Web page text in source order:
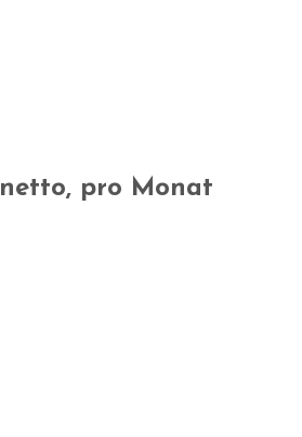
netto, pro Monat